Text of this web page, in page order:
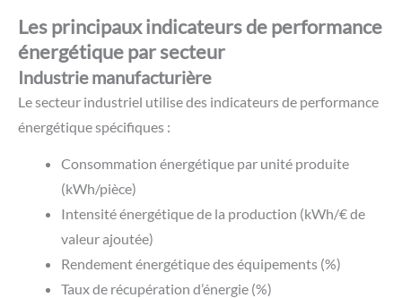
Les principaux indicateurs de performance
énergétique par secteur
Industrie manufacturière
Le secteur industriel utilise des indicateurs de performance
énergétique spécifiques :
Consommation énergétique par unité produite
(kWh/pièce)
Intensité énergétique de la production (kWh/€ de
valeur ajoutée)
Rendement énergétique des équipements (%)
Taux de récupération d’énergie (%)